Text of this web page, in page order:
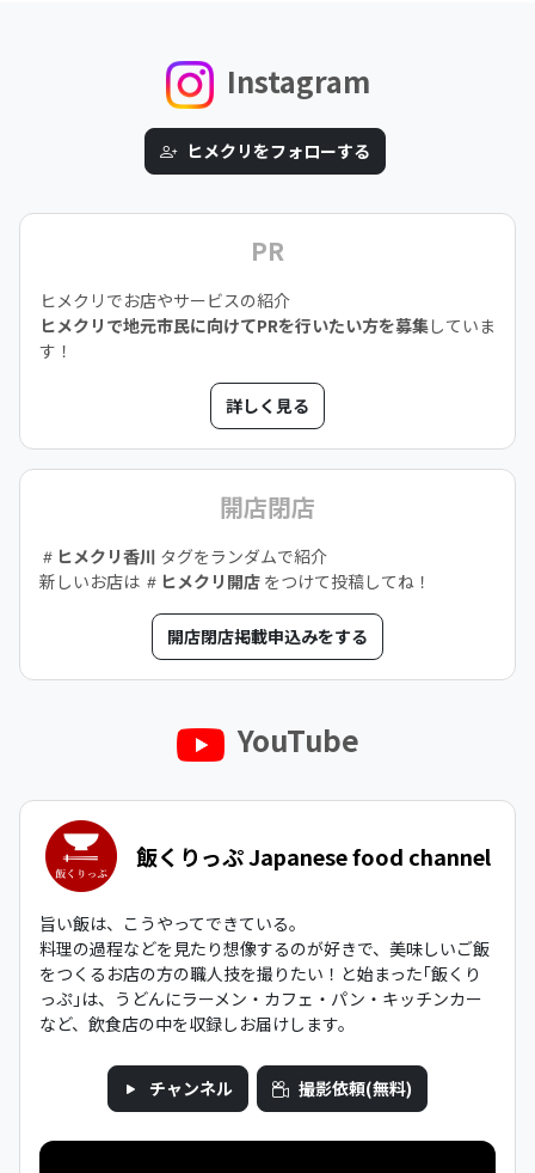
Instagram
ヒメクリをフォローする
PR
ヒメクリでお店やサービスの紹介
ヒメクリで地元市民に向けてPRを行いたい方を募集していま
す！
詳しく見る
開店閉店
ヒメクリ香川 タグをランダムで紹介
新しいお店は
ヒメクリ開店 をつけて投稿してね！
開店閉店掲載申込みをする
YouTube
飯くりっぷ Japanese food channel
旨い飯は、こうやってできている。
料理の過程などを見たり想像するのが好きで、美味しいご飯
をつくるお店の方の職人技を撮りたい！と始まった｢飯くり
っぷ｣は、うどんにラーメン・カフェ・パン・キッチンカー
など、飲食店の中を収録しお届けします。
チャンネル 撮影依頼(無料)